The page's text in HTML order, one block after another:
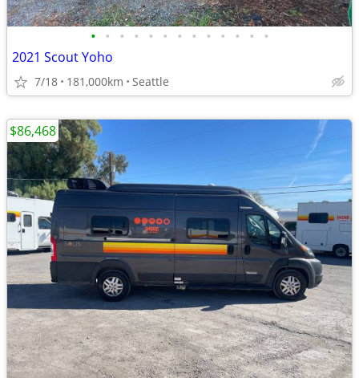
• • • • • • • • • • • • •
2021 Scout Yoho
7/18 181,000km Seattle
$86,468